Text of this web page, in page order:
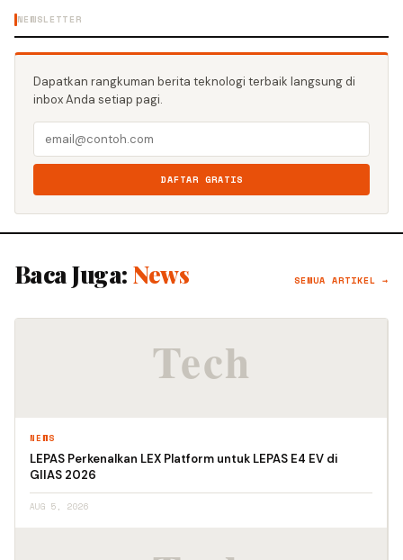
NEWSLETTER
Dapatkan rangkuman berita teknologi terbaik langsung di
inbox Anda setiap pagi.
DAFTAR GRATIS
Baca Juga: News SEMUA ARTIKEL →
NEWS
LEPAS Perkenalkan LEX Platform untuk LEPAS E4 EV di
GIIAS 2026
AUG 5, 2026